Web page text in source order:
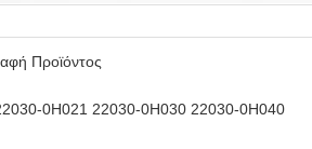
Προϊόντος
0H021 22030-0H030 22030-0H040